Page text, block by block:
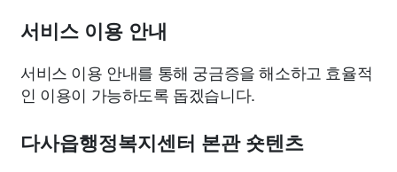
서비스 이용 안내
서비스 이용 안내를 통해 궁금증을 해소하고 효율적
인 이용이 가능하도록 돕겠습니다.
다사읍행정복지센터 본관 숏텐츠